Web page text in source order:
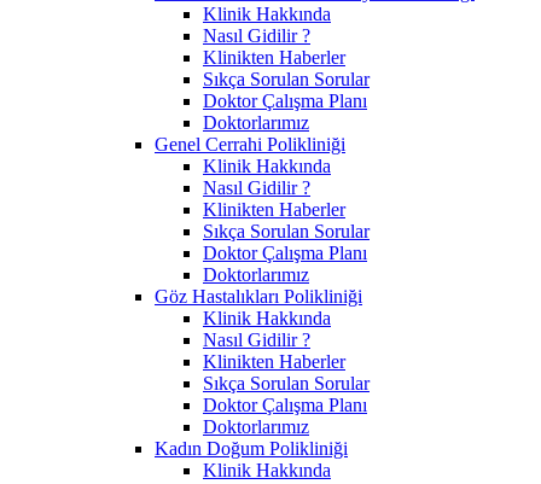
Klinik Hakkında
Nasıl Gidilir ?
Klinikten Haberler
Sıkça Sorulan Sorular
Doktor Çalışma Planı
Doktorlarımız
Genel Cerrahi Polikliniği
Klinik Hakkında
Nasıl Gidilir ?
Klinikten Haberler
Sıkça Sorulan Sorular
Doktor Çalışma Planı
Doktorlarımız
Göz Hastalıkları Polikliniği
Klinik Hakkında
Nasıl Gidilir ?
Klinikten Haberler
Sıkça Sorulan Sorular
Doktor Çalışma Planı
Doktorlarımız
Kadın Doğum Polikliniği
Klinik Hakkında